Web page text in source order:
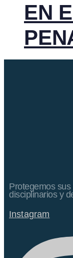
EN
Protegemos
disciplinarios y
Instagram